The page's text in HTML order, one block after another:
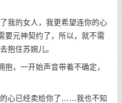
的女人，我更希望连你的心
要元神契约了，所以，就不需
抱住苏婉儿。
，一开始声音带着不确定，
已经卖给你了……我也不知